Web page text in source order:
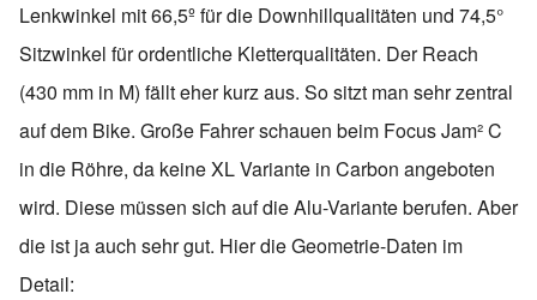
Lenkwinkel mit 66,5º für die Downhillqualitäten und 74,5°
Sitzwinkel für ordentliche Kletterqualitäten. Der Reach
(430 mm in M) fällt eher kurz aus. So sitzt man sehr zentral
auf dem Bike. Große Fahrer schauen beim Focus Jam² C
in die Röhre, da keine XL Variante in Carbon angeboten
wird. Diese müssen sich auf die Alu-Variante berufen. Aber
die ist ja auch sehr gut. Hier die Geometrie-Daten im
Detail: